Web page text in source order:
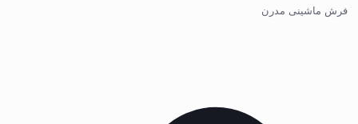
فرش ماشینی مدرن